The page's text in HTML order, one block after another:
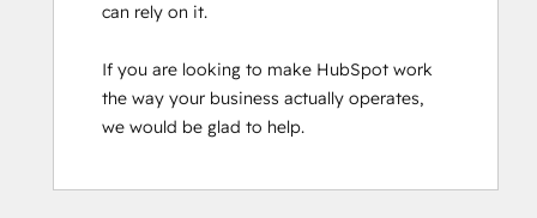
can rely on it.
If you are looking to make HubSpot work
the way your business actually operates,
we would be glad to help.